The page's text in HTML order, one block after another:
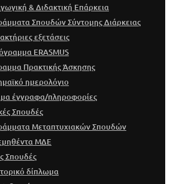
& Διδακτική Επάρκεια
Σπουδών Σύντομης Διάρκειας
εξετάσεις
ERASMUS
Πρακτικής Άσκησης
ημερολόγιο
έγγραφα/πληροφορίες
Σπουδές
Μεταπτυχιακών Σπουδών
ΜΔΕ
Σπουδές
δίπλωμα